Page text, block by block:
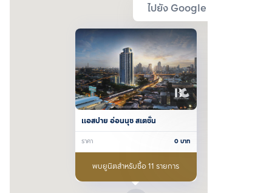
ไปยัง Google Map
แอสปาย อ่อนนุช สเตชั่น
ราคา 0บาท
พบยูนิตสำหรับซื้อ 11 รายการ